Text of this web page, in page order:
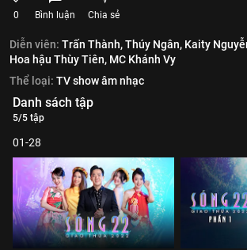
0 Bình luận Chia sẻ
Diễn viên: Trấn Thành,Thúy Ngân, Kaity
Hoa hậu Thùy Tiên, MC Khánh Vy
Thể loại: TV show âm nhạc
Danh sách tập
5/5 tập
01-28